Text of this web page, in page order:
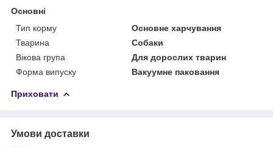
Основні
Тип корму
Основне харчування
Тварина
Собаки
Вікова група
Для дорослих тварин
Форма випуску
Вакуумне паковання
Приховати
Умови доставки